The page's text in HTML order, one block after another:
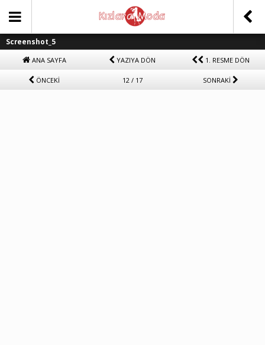
Screenshot_5
ANA SAYFA YAZIYA DÖN 1. RESME DÖN
ÖNCEKİ 12 / 17 SONRAKİ